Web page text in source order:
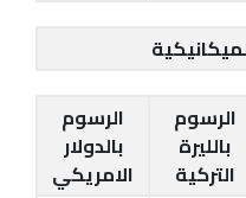
الرسوم
بالليرة
التركية
الرسوم
بالدولار
الامريكي